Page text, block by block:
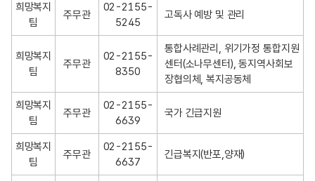
희망복지
팀
주무관
02-2155-
5245
고독사 예방 및 관리
희망복지
팀
주무관
02-2155-
8350
통합사례관리, 위기가정 통합지원
센터(소나무센터), 동지역사회보
장협의체, 복지공동체
희망복지
팀
주무관
02-2155-
6639
국가 긴급지원
희망복지
팀
주무관
02-2155-
6637
긴급복지(반포,양재)